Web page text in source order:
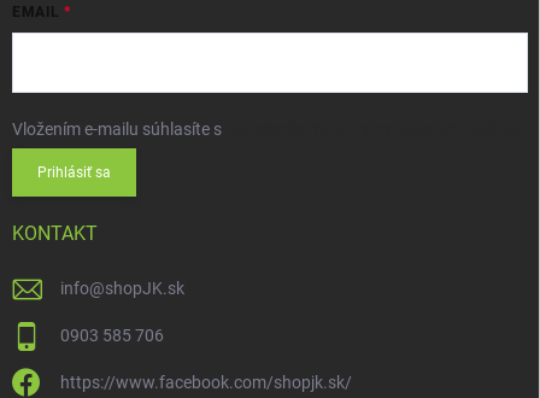
EMAIL
Vložením e-mailu súhlasíte s
Prihlásiť sa
KONTAKT
info@shopJK.sk
0903 585 706
https://www.facebook.com/shopjk.sk/